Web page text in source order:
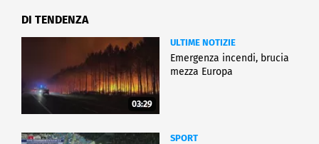
DI TENDENZA
03:29
ULTIME NOTIZIE
Emergenza incendi, brucia
mezza Europa
SPORT